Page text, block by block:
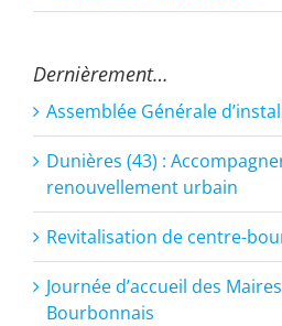
Dernièrement…
Assemblée Générale
Dunières (43) :
renouvellement urbain
Revitalisation de centre-
Journée d’accueil des
Bourbonnais